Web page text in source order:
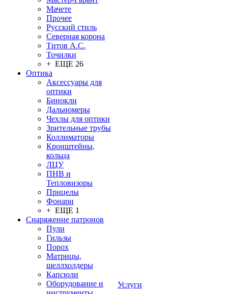
Мачете
Прочее
Русский стиль
Северная корона
Титов А.С.
Точилки
+ ЕЩЕ 26
Оптика
Аксессуары для
оптики
Бинокли
Дальномеры
Чехлы для оптики
Зрительные трубы
Коллиматоры
Кронштейны,
кольца
ЛЦУ
ПНВ и
Тепловизоры
Прицелы
Фонари
+ ЕЩЕ 1
Снаряжение патронов
Пули
Гильзы
Порох
Матрицы,
шеллхолдеры
Капсюли
Оборудование и
Услуги